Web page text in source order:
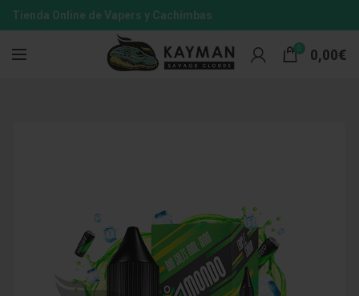
Tienda Online de Vapers y Cachimbas
0 0,00€